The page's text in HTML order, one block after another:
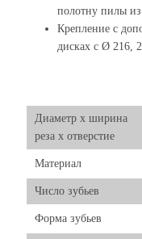
полотну пилы из
Крепление с
дисках с Ø 216,
Диаметр х ширина
реза х отверстие
Материал
Число зубьев
Форма зубьев